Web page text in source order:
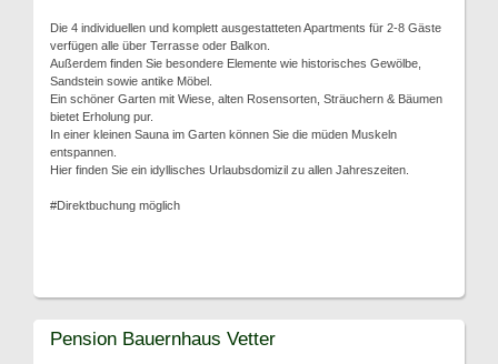
Die 4 individuellen und komplett ausgestatteten Apartments für 2-8 Gäste
verfügen alle über Terrasse oder Balkon.
Außerdem finden Sie besondere Elemente wie historisches Gewölbe,
Sandstein sowie antike Möbel.
Ein schöner Garten mit Wiese, alten Rosensorten, Sträuchern & Bäumen
bietet Erholung pur.
In einer kleinen Sauna im Garten können Sie die müden Muskeln
entspannen.
Hier finden Sie ein idyllisches Urlaubsdomizil zu allen Jahreszeiten.
#Direktbuchung möglich
Pension Bauernhaus Vetter